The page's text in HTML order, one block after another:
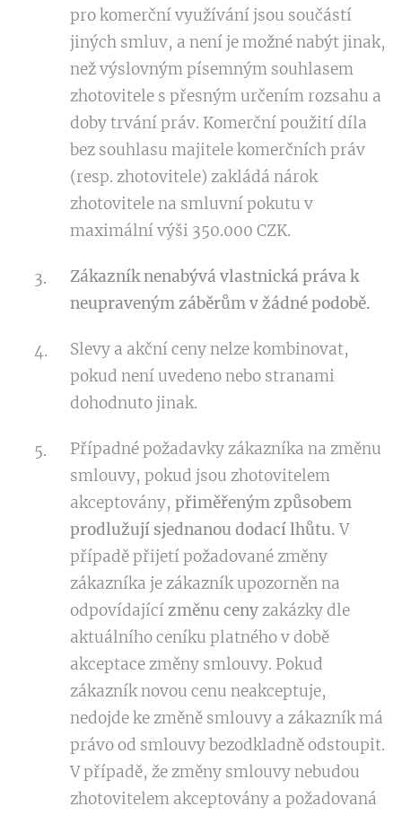
pro komerční využívání jsou součástí
jiných smluv, a není je možné nabýt jinak,
než výslovným písemným souhlasem
zhotovitele s přesným určením rozsahu a
doby trvání práv. Komerční použití díla
bez souhlasu majitele komerčních práv
(resp. zhotovitele) zakládá nárok
zhotovitele na smluvní pokutu v
maximální výši 350.000 CZK.
Zákazník nenabývá vlastnická práva k
neupraveným záběrům v žádné podobě.
Slevy a akční ceny nelze kombinovat,
pokud není uvedeno nebo stranami
dohodnuto jinak.
Případné požadavky zákazníka na změnu
smlouvy, pokud jsou zhotovitelem
akceptovány, přiměřeným způsobem
prodlužují sjednanou dodací lhůtu.V
případě přijetí požadované změny
zákazníka je zákazník upozorněn na
odpovídající změnu cenyzakázky dle
aktuálního ceníku platného v době
akceptace změny smlouvy. Pokud
zákazník novou cenu neakceptuje,
nedojde ke změně smlouvy a zákazník má
právo od smlouvy bezodkladně odstoupit.
V případě, že změny smlouvy nebudou
zhotovitelem akceptovány a požadovaná